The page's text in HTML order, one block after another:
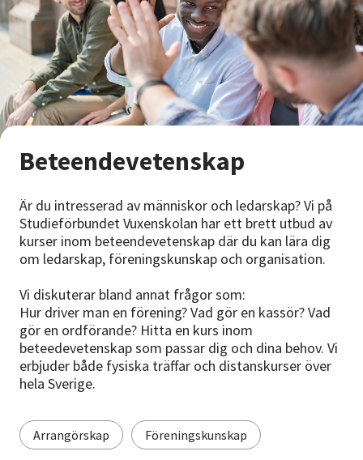
Om SV
Starta studiecirkel
Cirkelledare
Nyheter
Avdelningar
Beteendevetenskap
Är du intresserad av människor och ledarskap? Vi på
Studieförbundet Vuxenskolan har ett brett utbud av
kurser inom beteendevetenskap där du kan lära dig
om ledarskap, föreningskunskap och organisation.
Vi diskuterar bland annat frågor som:
Hur driver man en förening? Vad gör en kassör? Vad
gör en ordförande? Hitta en kurs inom
beteedevetenskap som passar dig och dina behov. Vi
erbjuder både fysiska träffar och distanskurser över
hela Sverige.
Arrangörskap Föreningskunskap